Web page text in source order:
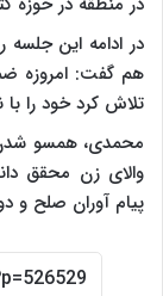
در ادامه این جلسه
هم گفت: امروزه
تلاش کرد خود را
محمدی، همسو شدن
والای زن محقق
پیام آوران صلح و